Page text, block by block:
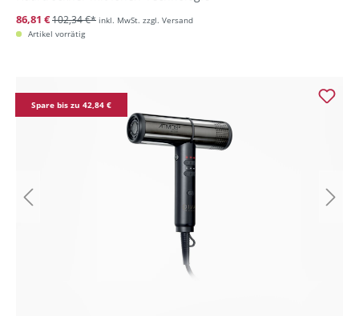
86,81 €102,34 €* inkl. MwSt. zzgl. Versand
Artikel vorrätig
Spare bis zu 42,84 €